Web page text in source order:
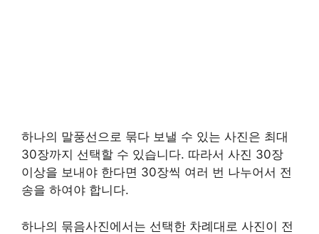
하나의 말풍선으로 묶다 보낼 수 있는 사진은 최대
30장까지 선택할 수 있습니다. 따라서 사진 30장
이상을 보내야 한다면 30장씩 여러 번 나누어서 전
송을 하여야 합니다.
하나의 묶음사진에서는 선택한 차례대로 사진이 전